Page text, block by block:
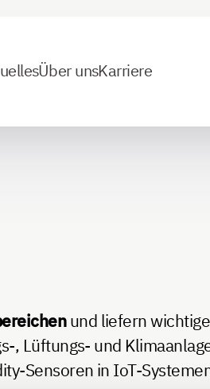
Über unsKarriere
und liefern
, Lüftungs- und
Sensoren in IoT-